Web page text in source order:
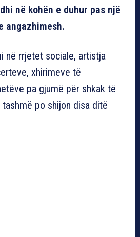
në kohën e duhur pas një
angazhimesh.
në rrjetet sociale, artistja
xhirimeve të
pa gjumë për shkak të
po shijon disa ditë